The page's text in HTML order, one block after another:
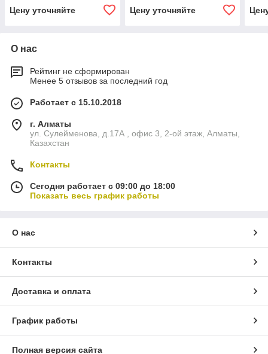
Цену уточняйте
Цену уточняйте
О нас
Рейтинг не сформирован
Менее 5 отзывов за последний год
Работает с 15.10.2018
г. Алматы
ул. Сулейменова, д.17А , офис 3, 2-ой этаж, Алматы,
Казахстан
Контакты
Сегодня работает с 09:00 до 18:00
Показать весь график работы
О нас
Контакты
Доставка и оплата
График работы
Полная версия сайта